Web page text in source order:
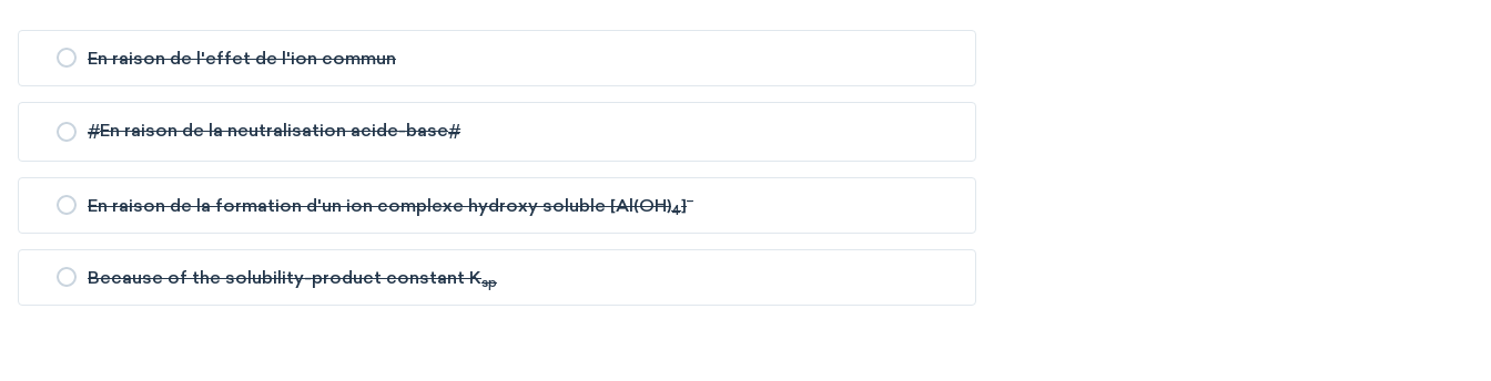
En raison de l'effet de l'ion commun
#En raison de la neutralisation acide-base#
En raison de la formation d'un ion complexe hydroxy soluble [Al(OH)4]-
Because of the solubility-product constant Ksp